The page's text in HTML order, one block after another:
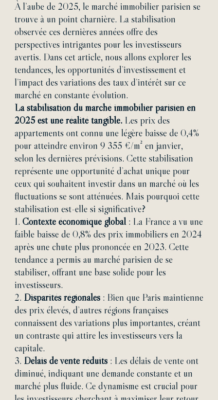
À l’aube de 2025, le marché immobilier parisien se
trouve à un point charnière. La stabilisation
observée ces dernières années offre des
perspectives intrigantes pour les investisseurs
avertis. Dans cet article, nous allons explorer les
tendances, les opportunités d’investissement et
l’impact des variations des taux d’intérêt sur ce
marché en constante évolution.
La stabilisation du marché immobilier parisien en
2025 est une réalité tangible. Les prix des
appartements ont connu une légère baisse de 0,4%
pour atteindre environ 9 355 €/m² en janvier,
selon les dernières prévisions. Cette stabilisation
représente une opportunité d’achat unique pour
ceux qui souhaitent investir dans un marché où les
fluctuations se sont atténuées. Mais pourquoi cette
stabilisation est-elle si significative?
1. Contexte économique global: La France a vu une
faible baisse de 0,8% des prix immobiliers en 2024
après une chute plus prononcée en 2023. Cette
tendance a permis au marché parisien de se
stabiliser, offrant une base solide pour les
investisseurs.
2. Disparités régionales : Bien que Paris maintienne
des prix élevés, d’autres régions françaises
connaissent des variations plus importantes, créant
un contraste qui attire les investisseurs vers la
capitale.
3. Délais de vente réduits : Les délais de vente ont
diminué, indiquant une demande constante et un
marché plus fluide. Ce dynamisme est crucial pour